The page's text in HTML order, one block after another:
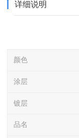
详细说明
颜色
涂层
镀层
品名